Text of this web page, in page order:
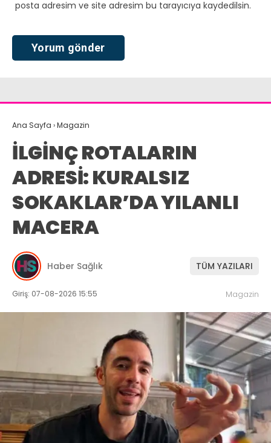
posta adresim ve site adresim bu tarayıcıya kaydedilsin.
Ana Sayfa ›Magazin
İLGİNÇ ROTALARIN
ADRESİ: KURALSIZ
SOKAKLAR’DA YILANLI
MACERA
Haber Sağlık TÜM YAZILARI
Giriş: 07-08-2026 15:55 Magazin